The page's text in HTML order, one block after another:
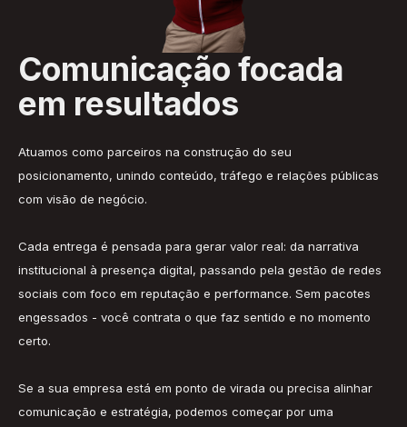
Comunicação focada
em resultados
Atuamos como parceiros na construção do seu
posicionamento, unindo conteúdo, tráfego e relações públicas
com visão de negócio.
Cada entrega é pensada para gerar valor real: da narrativa
institucional à presença digital, passando pela gestão de redes
sociais com foco em reputação e performance. Sem pacotes
engessados - você contrata o que faz sentido e no momento
certo.
Se a sua empresa está em ponto de virada ou precisa alinhar
comunicação e estratégia, podemos começar por uma